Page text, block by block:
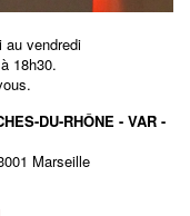
au vendredi
18h30.
DU-RHÔNE - VAR -
Marseille